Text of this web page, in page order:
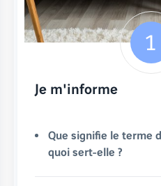
Je m'informe
Que signifie le terme
quoi sert-elle ?